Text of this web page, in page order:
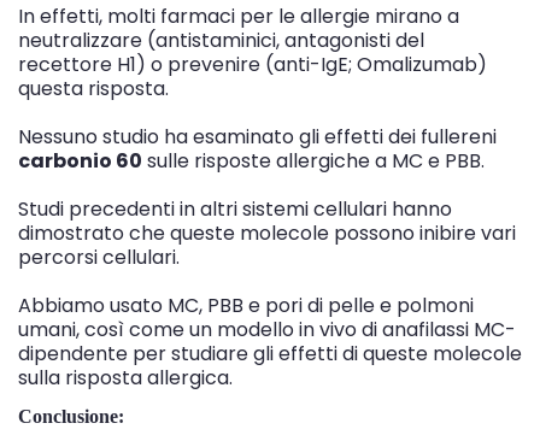
In effetti, molti farmaci per le allergie mirano a
neutralizzare (antistaminici, antagonisti del
recettore H1) o prevenire (anti-IgE; Omalizumab)
questa risposta.
Nessuno studio ha esaminato gli effetti dei fullereni
carbonio 60 sulle risposte allergiche a MC e PBB.
Studi precedenti in altri sistemi cellulari hanno
dimostrato che queste molecole possono inibire vari
percorsi cellulari.
Abbiamo usato MC, PBB e pori di pelle e polmoni
umani, così come un modello in vivo di anafilassi MC-
dipendente per studiare gli effetti di queste molecole
sulla risposta allergica.
Conclusione: